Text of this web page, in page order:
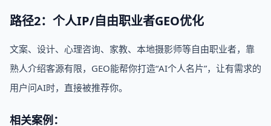
路径2：个人IP/自由职业者GEO优化
文案、设计、心理咨询、家教、本地摄影师等自由职业者，靠
熟人介绍客源有限，GEO能帮你打造“AI个人名片”，让有需求的
用户问AI时，直接被推荐你。
相关案例：